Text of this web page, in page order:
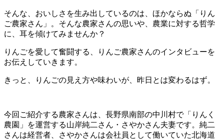
そんな、おいしさを生み出しているのは、ほかならぬ「りん
ご農家さん」。そんな農家さんの思いや、農業に対する哲学
に、耳を傾けてみませんか？
りんごを愛して奮闘する、りんご農家さんのインタビューを
お伝えしていきます。
きっと、りんごの見え方や味わいが、昨日とは変わるはず。
今回ご紹介する農家さんは、長野県南部の中川村で「りんく
農園」を運営する山岸純二さん・さやかさん夫妻です。純二
さんは経営者、さやかさんは会社員として働いていた北海道